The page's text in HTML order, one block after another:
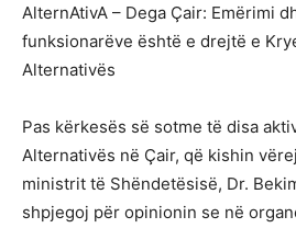
AlternAtivA – Dega Çair: Emërimi
funksionarëve është e drejtë e
Alternativës
Pas kërkesës së sotme të disa
Alternativës në Çair, që kishin
ministrit të Shëndetësisë, Dr.
shpjegoj për opinionin se në